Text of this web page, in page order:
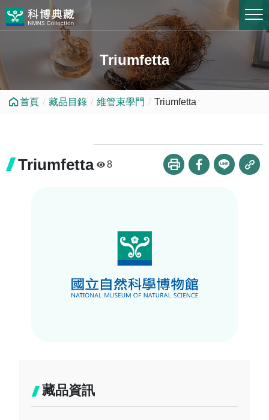
Triumfetta
首頁 藏品目錄 維管束學門 Triumfetta
Triumfetta 8
藏品資訊